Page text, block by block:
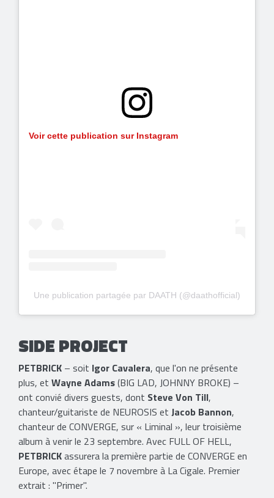
Voir cette publication sur Instagram
Une publication partagée par DAATH (@daathofficial)
SIDE PROJECT
PETBRICK – soit Igor Cavalera, que l'on ne présente
plus, et Wayne Adams(BIG LAD, JOHNNY BROKE) –
ont convié divers guests, dont Steve Von Till,
chanteur/guitariste de NEUROSIS et Jacob Bannon,
chanteur de CONVERGE, sur « Liminal », leur troisième
album à venir le 23 septembre. Avec FULL OF HELL,
PETBRICKassurera la première partie de CONVERGE en
Europe, avec étape le 7 novembre à La Cigale. Premier
extrait : "Primer".